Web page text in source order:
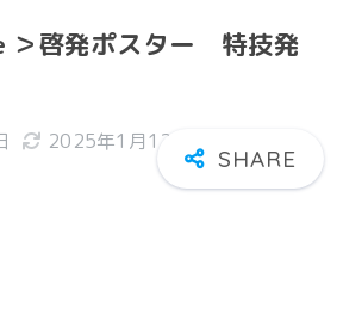
＞啓発ポスター 特技発
2025年1月12日